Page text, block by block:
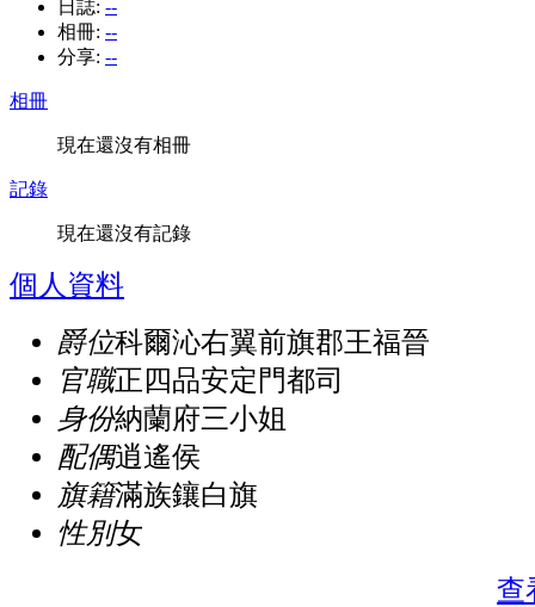
日誌: --
相冊: --
分享: --
相冊
現在還沒有相冊
記錄
現在還沒有記錄
個人資料
爵位科爾沁右翼前旗郡王福晉
官職正四品安定門都司
身份納蘭府三小姐
配偶逍遙侯
旗籍滿族鑲白旗
性別女
查